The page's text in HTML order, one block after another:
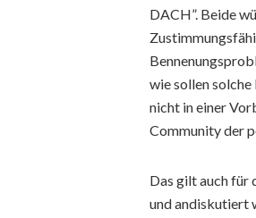
DACH”. Beide
wie sollen
nicht in einer
Community der
Das gilt auch für
und andiskutiert